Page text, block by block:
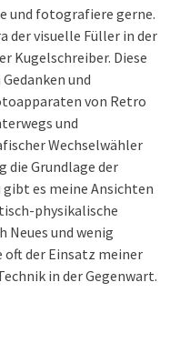
und fotografiere gerne.
der visuelle Füller in der
Kugelschreiber. Diese
und
von Retro
und
Wechselwähler
die Grundlage der
gibt es meine Ansichten
physikalische
Neues und wenig
oft der Einsatz meiner
in der Gegenwart.